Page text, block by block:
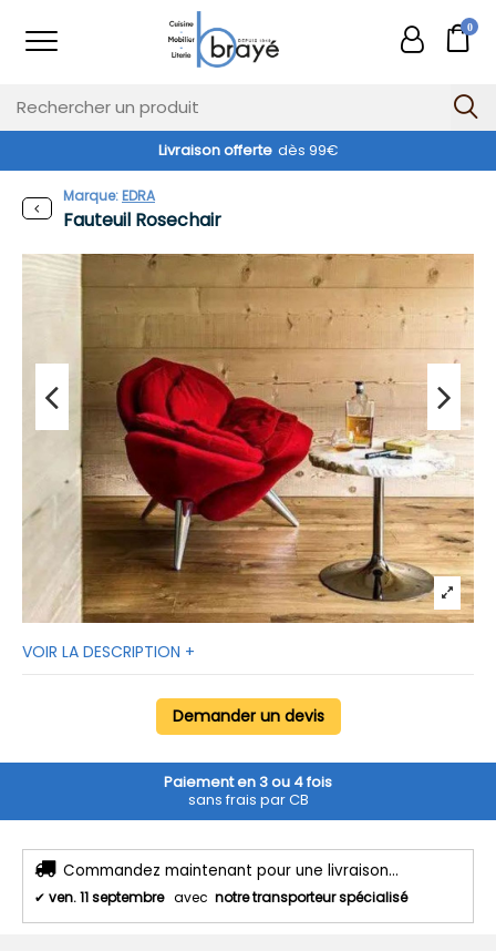
0
Livraison offerte dès 99€
Fauteuil Rosechair
Marque:EDRA
VOIR LA DESCRIPTION +
Demander un devis
Paiement en 3 ou 4 fois
sans frais par CB
Commandez maintenant pour une livraison...
✔ ven. 11 septembre avec notre transporteur spécialisé